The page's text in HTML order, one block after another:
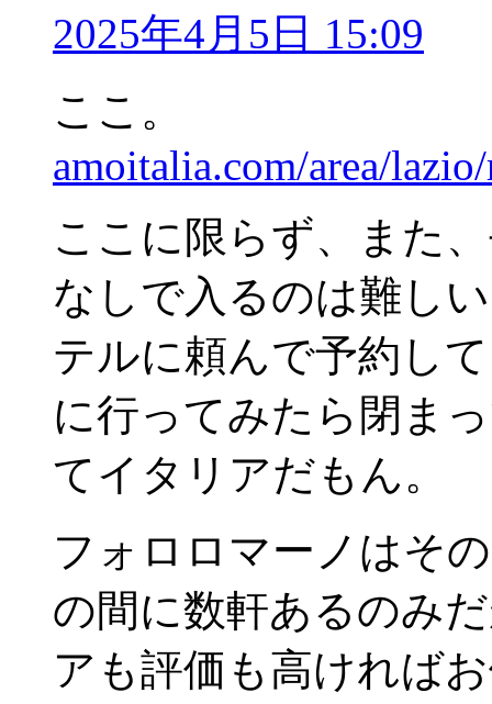
2025年4月5日 15:09
ここ。
amoitalia.com/area/
ここに限らず、また
なしで入るのは難し
テルに頼んで予約し
に行ってみたら閉ま
てイタリアだもん。
フォロロマーノはそ
の間に数軒あるのみ
アも評価も高ければ